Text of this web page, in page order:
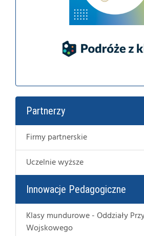
Partnerzy
Firmy partnerskie
Uczelnie wyższe
Innowacje Pedagogiczne
Klasy mundurowe - Oddziały
Wojskowego